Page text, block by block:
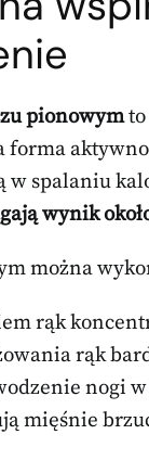
pionowymto
forma
w spalaniu
wynik
można
rąk
rąk
nogi
mięśnie